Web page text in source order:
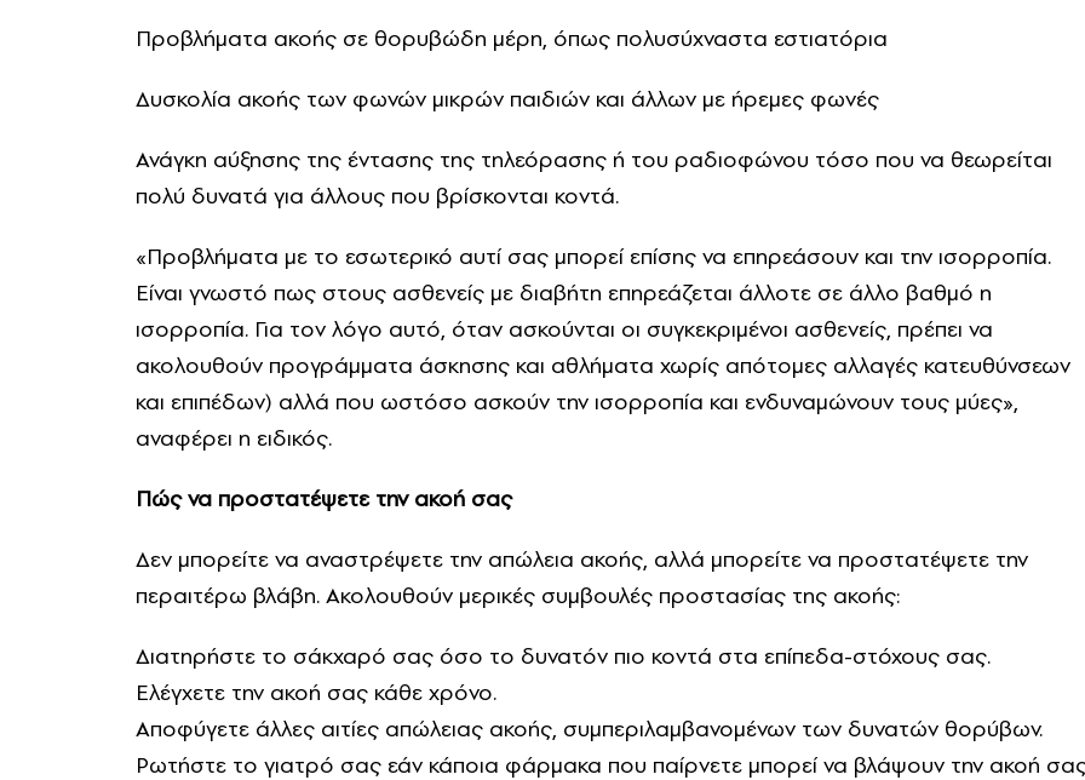
Προβλήματα ακοής σε θορυβώδη μέρη, όπως πολυσύχναστα εστιατόρια
Δυσκολία ακοής των φωνών μικρών παιδιών και άλλων με ήρεμες φωνές
Ανάγκη αύξησης της έντασης της τηλεόρασης ή του ραδιοφώνου τόσο που να θεωρείται
πολύ δυνατά για άλλους που βρίσκονται κοντά.
«Προβλήματα με το εσωτερικό αυτί σας μπορεί επίσης να επηρεάσουν και την ισορροπία.
Είναι γνωστό πως στους ασθενείς με διαβήτη επηρεάζεται άλλοτε σε άλλο βαθμό η
ισορροπία. Για τον λόγο αυτό, όταν ασκούνται οι συγκεκριμένοι ασθενείς, πρέπει να
ακολουθούν προγράμματα άσκησης και αθλήματα χωρίς απότομες αλλαγές κατευθύνσεων
και επιπέδων) αλλά που ωστόσο ασκούν την ισορροπία και ενδυναμώνουν τους μύες»,
αναφέρει η ειδικός.
Πώς να προστατέψετε την ακοή σας
Δεν μπορείτε να αναστρέψετε την απώλεια ακοής, αλλά μπορείτε να προστατέψετε την
περαιτέρω βλάβη. Ακολουθούν μερικές συμβουλές προστασίας της ακοής:
Διατηρήστε το σάκχαρό σας όσο το δυνατόν πιο κοντά στα επίπεδα-στόχους σας.
Ελέγχετε την ακοή σας κάθε χρόνο.
Αποφύγετε άλλες αιτίες απώλειας ακοής, συμπεριλαμβανομένων των δυνατών θορύβων.
Ρωτήστε το γιατρό σας εάν κάποια φάρμακα που παίρνετε μπορεί να βλάψουν την ακοή